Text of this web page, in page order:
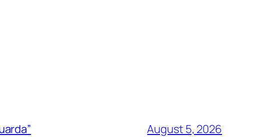
August 5, 2026